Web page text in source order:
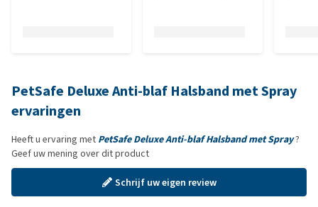
PetSafe Deluxe Anti-blaf Halsband met Spray
ervaringen
Heeft u ervaring met PetSafe Deluxe Anti-blaf Halsband met Spray?
Geef uw mening over dit product
Schrijf uw eigen review